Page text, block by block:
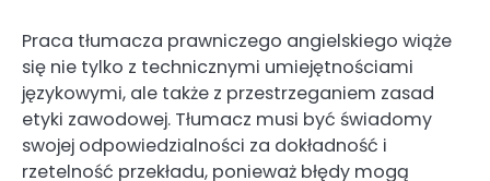
Praca tłumacza prawniczego angielskiego wiąże
się nie tylko z technicznymi umiejętnościami
językowymi, ale także z przestrzeganiem zasad
etyki zawodowej. Tłumacz musi być świadomy
swojej odpowiedzialności za dokładność i
rzetelność przekładu, ponieważ błędy mogą